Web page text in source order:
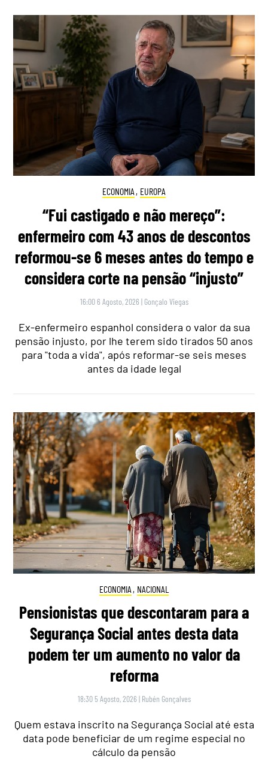
ECONOMIA , EUROPA
“Fui castigado e não mereço”:
enfermeiro com 43 anos de descontos
reformou-se 6 meses antes do tempo e
considera corte na pensão “injusto”
16:00 6 Agosto, 2026 | Gonçalo Viegas
Ex-enfermeiro espanhol considera o valor da sua
pensão injusto, por lhe terem sido tirados 50 anos
para "toda a vida", após reformar-se seis meses
antes da idade legal
ECONOMIA , NACIONAL
Pensionistas que descontaram para a
Segurança Social antes desta data
podem ter um aumento no valor da
reforma
18:30 5 Agosto, 2026 | Rubén Gonçalves
Quem estava inscrito na Segurança Social até esta
data pode beneficiar de um regime especial no
cálculo da pensão